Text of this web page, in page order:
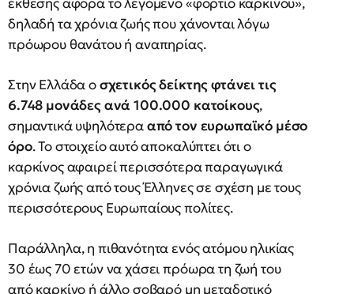
δηλαδή τα χρόνια ζωής που χάνονται λόγω
πρόωρου θανάτου ή αναπηρίας.
Στην Ελλάδα οσχετικός δείκτης φτάνει τις
6.748 μονάδες ανά 100.000 κατοίκους,
σημαντικά υψηλότερααπό τον ευρωπαϊκό μέσο
όρο. Το στοιχείο αυτό αποκαλύπτει ότι ο
καρκίνος αφαιρεί περισσότερα παραγωγικά
χρόνια ζωής από τους Έλληνες σε σχέση με τους
περισσότερους Ευρωπαίους πολίτες.
Παράλληλα, η πιθανότητα ενός ατόμου ηλικίας
30 έως 70 ετών να χάσει πρόωρα τη ζωή του
από καρκίνο ή άλλο σοβαρό μη μεταδοτικό